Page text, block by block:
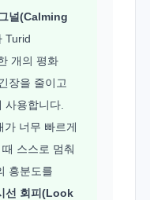
널(Calming
Turid
개의 평화
장을 줄이고
사용합니다.
가 너무 빠르게
스스로 멈춰
흥분도를
선 회피(Look